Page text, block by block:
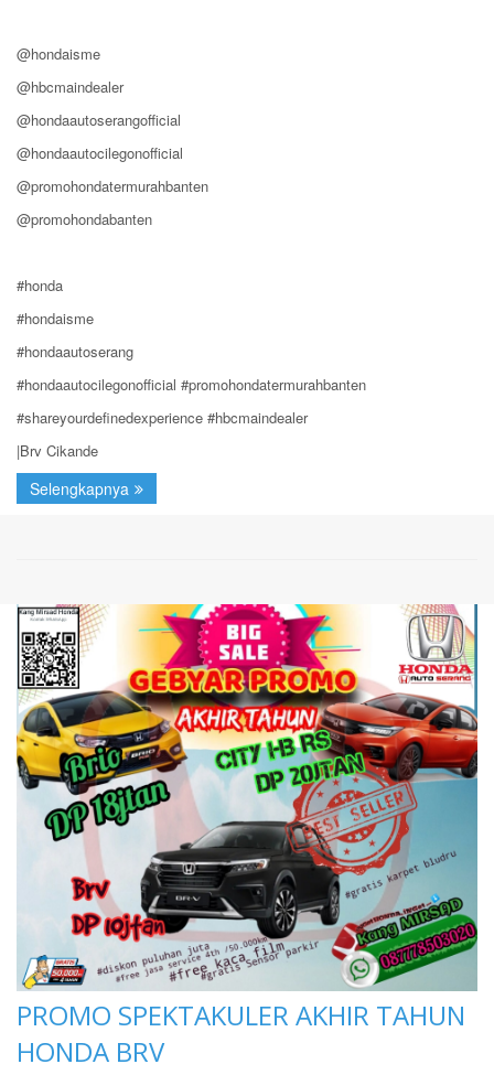
@hondaisme
@hbcmaindealer
@hondaautoserangofficial
@hondaautocilegonofficial
@promohondatermurahbanten
@promohondabanten
#honda
#hondaisme
#hondaautoserang
#hondaautocilegonofficial #promohondatermurahbanten
#shareyourdefinedexperience #hbcmaindealer
|Brv Cikande
Selengkapnya
PROMO SPEKTAKULER AKHIR TAHUN
HONDA BRV